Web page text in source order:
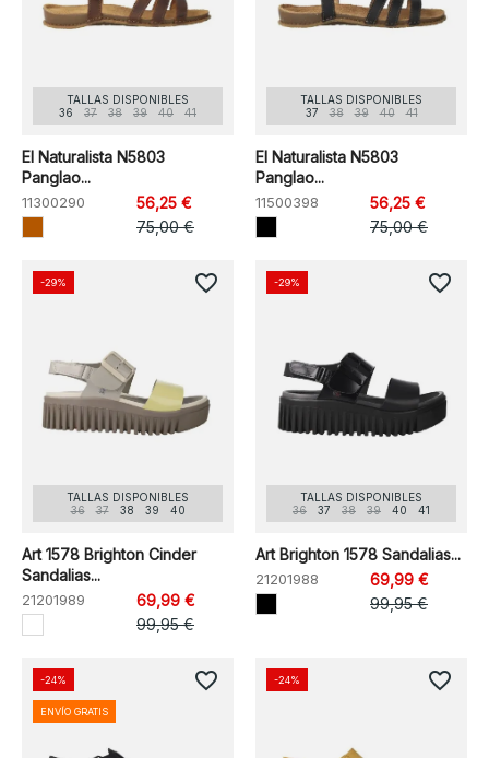
TALLAS DISPONIBLES
36
37 38 39 40 41
El Naturalista N5803
Panglao...
11300290
56,25 €
75,00 €
TALLAS DISPONIBLES
37
38 39 40 41
El Naturalista N5803
Panglao...
11500398
56,25 €
75,00 €
TALLAS DISPONIBLES
36
37 38 39 40
Art 1578 Brighton Cinder
Sandalias...
21201989
69,99 €
99,95 €
-29% favorite_border
TALLAS DISPONIBLES
36
37 38 39 40 41
Art Brighton 1578 Sandalias...
21201988
69,99 €
99,95 €
-29% favorite_border
-24%
ENVÍO GRATIS
favorite_border -24% favorite_border